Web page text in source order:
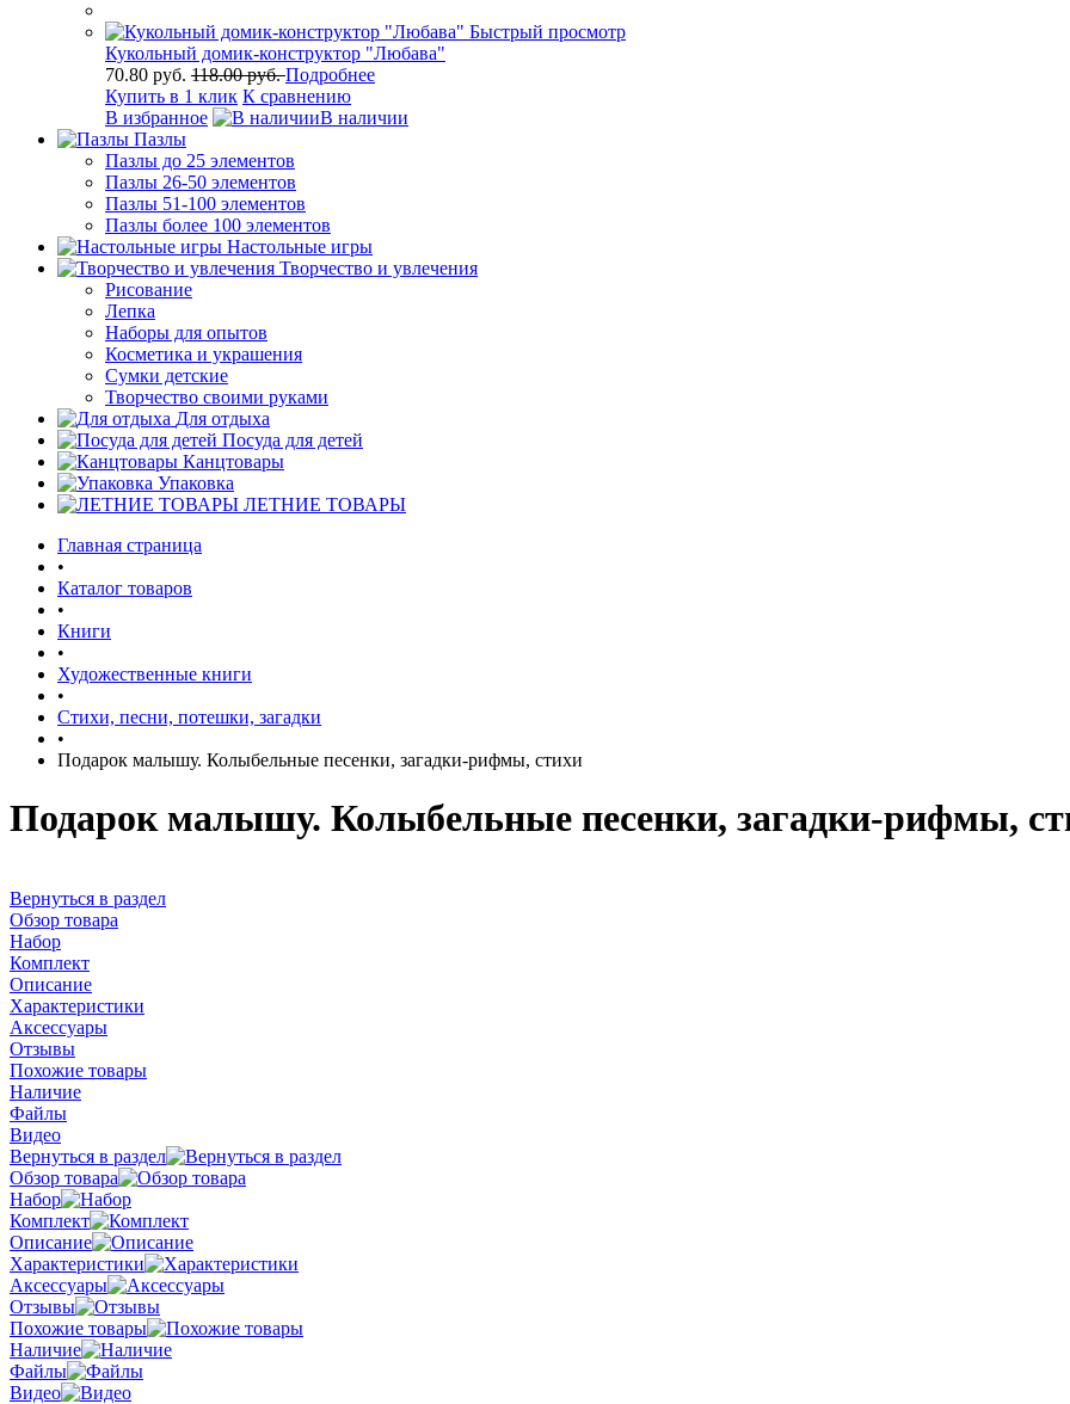
Быстрый просмотр
Кукольный домик-конструктор "Любава"
70.80 руб. 118.00 руб.Подробнее
Купить в 1 клик К сравнению
В избранное
В наличии
Пазлы
Пазлы до 25 элементов
Пазлы 26-50 элементов
Пазлы 51-100 элементов
Пазлы более 100 элементов
Настольные игры
Творчество и увлечения
Рисование
Лепка
Наборы для опытов
Косметика и украшения
Сумки детские
Творчество своими руками
Для отдыха
Посуда для детей
Канцтовары
Упаковка
ЛЕТНИЕ ТОВАРЫ
Главная страница
•
Каталог товаров
•
Книги
•
Художественные книги
•
Стихи, песни, потешки, загадки
•
Подарок малышу. Колыбельные песенки, загадки-рифмы, стихи
Подарок малышу. Колыбельные песенки, загадки-рифмы,
Вернуться в раздел
Обзор товара
Набор
Комплект
Описание
Характеристики
Аксессуары
Отзывы
Похожие товары
Наличие
Файлы
Видео
Вернуться в раздел
Обзор товара
Набор
Комплект
Описание
Характеристики
Аксессуары
Отзывы
Похожие товары
Наличие
Файлы
Видео